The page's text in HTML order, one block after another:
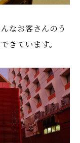
なお客さんのう
きています。